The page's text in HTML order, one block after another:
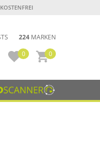
224 MARKEN
0
0